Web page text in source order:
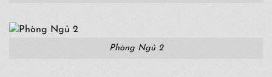
Phòng Ngủ 2